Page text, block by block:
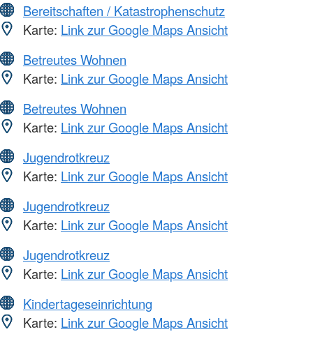
Bereitschaften / Katastrophenschutz
Karte: Link zur Google Maps Ansicht
Betreutes Wohnen
Karte: Link zur Google Maps Ansicht
Betreutes Wohnen
Karte: Link zur Google Maps Ansicht
Jugendrotkreuz
Karte: Link zur Google Maps Ansicht
Jugendrotkreuz
Karte: Link zur Google Maps Ansicht
Jugendrotkreuz
Karte: Link zur Google Maps Ansicht
Kindertageseinrichtung
Karte: Link zur Google Maps Ansicht